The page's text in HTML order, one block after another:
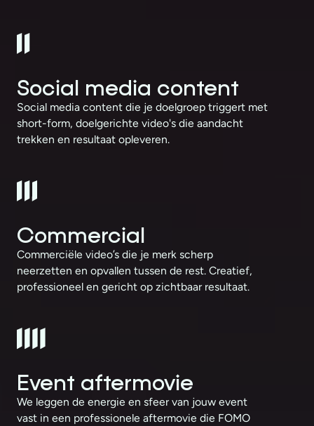
Social media content
Social media content die je doelgroep triggert met
short-form, doelgerichte video's die aandacht
trekken en resultaat opleveren.
Commercial
Commerciële video’s die je merk scherp
neerzetten en opvallen tussen de rest. Creatief,
professioneel en gericht op zichtbaar resultaat.
Event aftermovie
We leggen de energie en sfeer van jouw event
vast in een professionele aftermovie die FOMO